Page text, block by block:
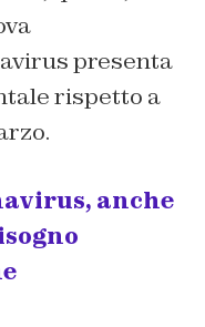
presenta
rispetto a
anche